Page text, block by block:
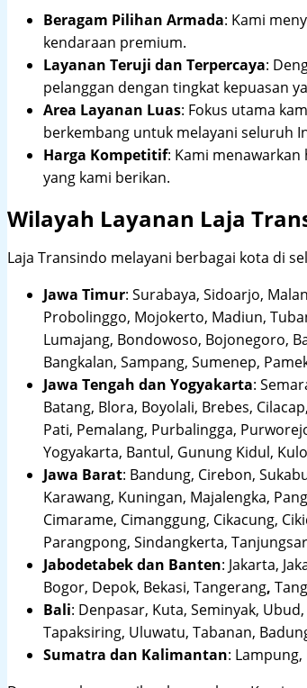
Beragam Pilihan Armada: Kami
kendaraan premium.
Layanan Teruji dan Terpercaya:
pelanggan dengan tingkat kepuasan
Area Layanan Luas: Fokus utama
berkembang untuk melayani seluruh
Harga Kompetitif: Kami
yang kami berikan.
Wilayah Layanan Laja
Laja Transindo melayani berbagai kota di
Jawa Timur: Surabaya, Sidoarjo,
Probolinggo, Mojokerto, Madiun,
Lumajang, Bondowoso, Bojonegoro,
Bangkalan, Sampang, Sumenep,
Jawa Tengah dan Yogyakarta:
Batang, Blora, Boyolali, Brebes,
Pati, Pemalang, Purbalingga,
Yogyakarta, Bantul, Gunung Kidul,
Jawa Barat: Bandung, Cirebon,
Karawang, Kuningan, Majalengka,
Cimarame, Cimanggung, Cikacung,
Parangpong, Sindangkerta,
Jabodetabek dan Banten: Jakarta,
Bogor, Depok, Bekasi, Tangerang,
Bali: Denpasar, Kuta, Seminyak,
Tapaksiring, Uluwatu, Tabanan,
Sumatra dan Kalimantan: